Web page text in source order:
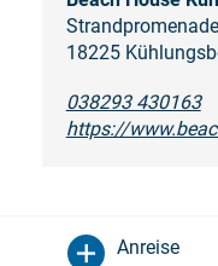
18225
038293 430163
https://
Anreise